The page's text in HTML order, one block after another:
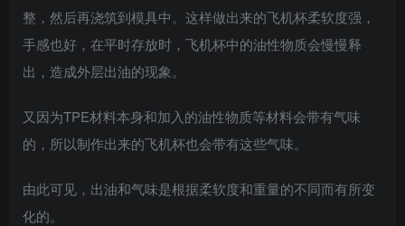
整，然后再浇筑到模具中。这样做出来的飞机杯柔软度强，
手感也好，在平时存放时，飞机杯中的油性物质会慢慢释
出，造成外层出油的现象。
又因为TPE材料本身和加入的油性物质等材料会带有气味
的，所以制作出来的飞机杯也会带有这些气味。
由此可见，出油和气味是根据柔软度和重量的不同而有所变
化的。